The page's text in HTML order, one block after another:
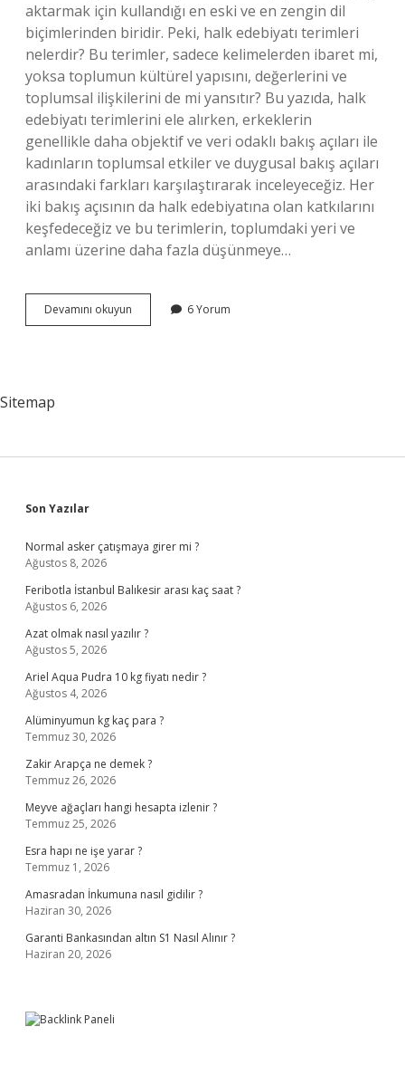
aktarmak için kullandığı en eski ve en zengin dil
biçimlerinden biridir. Peki, halk edebiyatı terimleri
nelerdir? Bu terimler, sadece kelimelerden ibaret mi,
yoksa toplumun kültürel yapısını, değerlerini ve
toplumsal ilişkilerini de mi yansıtır? Bu yazıda, halk
edebiyatı terimlerini ele alırken, erkeklerin
genellikle daha objektif ve veri odaklı bakış açıları ile
kadınların toplumsal etkiler ve duygusal bakış açıları
arasındaki farkları karşılaştırarak inceleyeceğiz. Her
iki bakış açısının da halk edebiyatına olan katkılarını
keşfedeceğiz ve bu terimlerin, toplumdaki yeri ve
anlamı üzerine daha fazla düşünmeye…
Devamını okuyun
edebiyatı
6 Yorum
Sitemap
Sidebar
Son Yazılar
Normal asker çatışmaya girer mi ?
Ağustos 8, 2026
Feribotla İstanbul Balıkesir arası kaç saat ?
Ağustos 6, 2026
Azat olmak nasıl yazılır ?
Ağustos 5, 2026
Ariel Aqua Pudra 10 kg fiyatı nedir ?
Ağustos 4, 2026
Alüminyumun kg kaç para ?
Temmuz 30, 2026
Zakir Arapça ne demek ?
Temmuz 26, 2026
Meyve ağaçları hangi hesapta izlenir ?
Temmuz 25, 2026
Esra hapı ne işe yarar ?
Temmuz 1, 2026
Amasradan İnkumuna nasıl gidilir ?
Haziran 30, 2026
Garanti Bankasından altın S1 Nasıl Alınır ?
Haziran 20, 2026